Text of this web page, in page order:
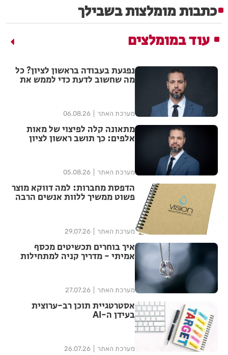
כתבות מומלצות בשבילך
עוד במומלצים
נפגעת בעבודה בראשון לציון? כל
מה שחשוב לדעת כדי לממש את
מערכת האתר 06.08.26
מתאונה קלה לפיצוי של מאות
אלפים: כך תושב ראשון לציון
מערכת האתר 05.08.26
הדפסת מחברות: למה דווקא מוצר
פשוט ממשיך ללוות אנשים הרבה
מערכת האתר 29.07.26
איך בוחרים תכשיטים מכסף
אמיתי - מדריך קניה למתחילות
מערכת האתר 27.07.26
אסטרטגיית תוכן רב-ערוצית
בעידן ה-AI
מערכת האתר 26.07.26